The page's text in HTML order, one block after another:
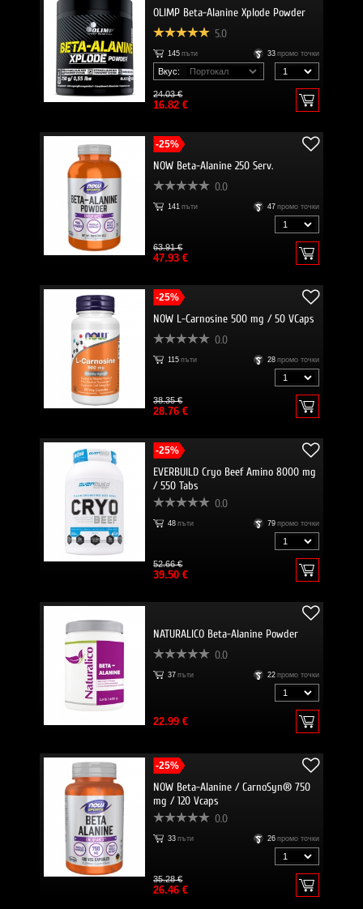
OLIMP Beta-Alanine Xplode Powder
5.0
145 пъти 33 промо точки
Вкус:
24.03 €
16.82 €
-25%
NOW Beta-Alanine 250 Serv.
0.0
141 пъти 47 промо точки
63.91 €
47.93 €
-25%
NOW L-Carnosine 500 mg / 50 VCaps
0.0
115 пъти 28 промо точки
38.35 €
28.76 €
-25%
EVERBUILD Cryo Beef Amino 8000 mg
/ 550 Tabs
0.0
48 пъти 79 промо точки
52.66 €
39.50 €
NATURALICO Beta-Alanine Powder
0.0
37 пъти 22 промо точки
22.99 €
-25%
NOW Beta-Alanine / CarnoSyn® 750
mg / 120 Vcaps
0.0
33 пъти 26 промо точки
35.28 €
26.46 €